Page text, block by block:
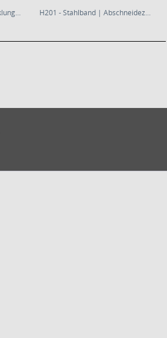
19×0,63mm | Scheibenwicklung | blank |... H201 - Stahlband | Abschneidezange 32mm